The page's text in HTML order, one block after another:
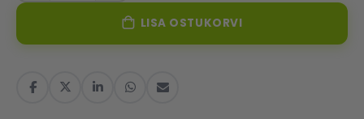
LISA OSTUKORVI